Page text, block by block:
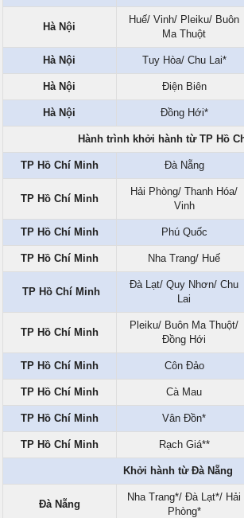
Hà Nội
Huế/ Vinh/ Pleiku/ Buôn
Ma Thuột
Hà Nội Tuy Hòa/ Chu Lai*
Hà Nội Điện Biên
Hà Nội Đồng Hới*
Hành trình khởi hành từ TP Hồ
TP Hồ Chí Minh Đà Nẵng
TP Hồ Chí Minh
Hải Phòng/ Thanh Hóa/
Vinh
TP Hồ Chí Minh Phú Quốc
TP Hồ Chí Minh Nha Trang/ Huế
TP Hồ Chí Minh
Đà Lạt/ Quy Nhơn/ Chu
Lai
TP Hồ Chí Minh
Pleiku/ Buôn Ma Thuột/
Đồng Hới
TP Hồ Chí Minh Côn Đảo
TP Hồ Chí Minh Cà Mau
TP Hồ Chí Minh Vân Đồn*
TP Hồ Chí Minh Rạch Giá**
Khởi hành từ Đà Nẵng
Đà Nẵng
Nha Trang*/ Đà Lạt*/ Hải
Phòng*